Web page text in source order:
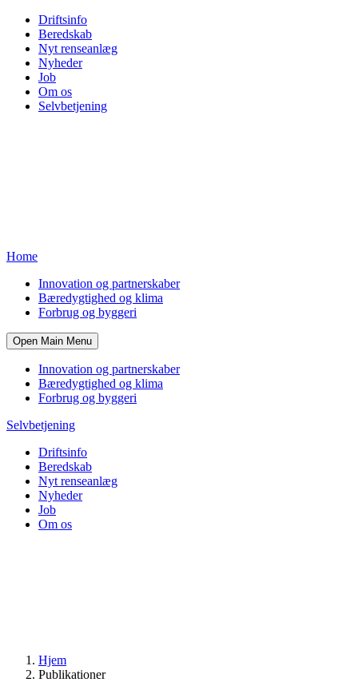
Driftsinfo
Beredskab
Nyt renseanlæg
Nyheder
Job
Om os
Selvbetjening
Home
Innovation og partnerskaber
Bæredygtighed og klima
Forbrug og byggeri
Open Main Menu
Innovation og partnerskaber
Bæredygtighed og klima
Forbrug og byggeri
Selvbetjening
Driftsinfo
Beredskab
Nyt renseanlæg
Nyheder
Job
Om os
Hjem
Publikationer